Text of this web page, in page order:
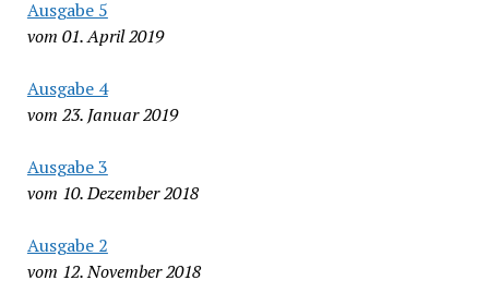
Ausgabe 5
vom 01. April 2019
Ausgabe 4
vom 23. Januar 2019
Ausgabe 3
vom 10. Dezember 2018
Ausgabe 2
vom 12. November 2018